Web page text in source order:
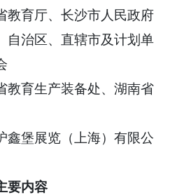
育厅、长沙市人民政府
治区、直辖市及计划单
育生产装备处、湖南省
堡展览（上海）有限公
要内容